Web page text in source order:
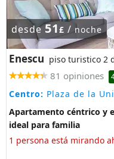
desde51£ /noche
Enescu piso turistico 2
81 opiniones
Centro: Plaza de la
Apartamento céntrico y
ideal para familia
1 persona está mirando